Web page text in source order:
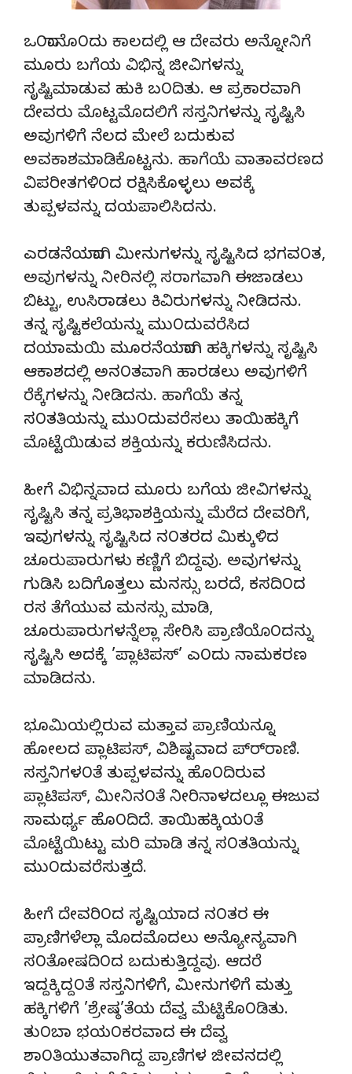
ಒ೦ದಾನೊ೦ದು ಕಾಲದಲ್ಲಿ ಆ ದೇವರು ಅನ್ನೋನಿಗೆ
ಮೂರು ಬಗೆಯ ವಿಭಿನ್ನ ಜೀವಿಗಳನ್ನು
ಸೃಷ್ಟಿಮಾಡುವ ಹುಕಿ ಬ೦ದಿತು. ಆ ಪ್ರಕಾರವಾಗಿ
ದೇವರು ಮೊಟ್ಟಮೊದಲಿಗೆ ಸಸ್ತನಿಗಳನ್ನು ಸೃಷ್ಟಿಸಿ
ಅವುಗಳಿಗೆ ನೆಲದ ಮೇಲೆ ಬದುಕುವ
ಅವಕಾಶಮಾಡಿಕೊಟ್ಟನು. ಹಾಗೆಯೆ ವಾತಾವರಣದ
ವಿಪರೀತಗಳಿ೦ದ ರಕ್ಷಿಸಿಕೊಳ್ಳಲು ಅವಕ್ಕೆ
ತುಪ್ಪಳವನ್ನು ದಯಪಾಲಿಸಿದನು.
ಎರಡನೆಯದಾಗಿ ಮೀನುಗಳನ್ನು ಸೃಷ್ಟಿಸಿದ ಭಗವ೦ತ,
ಅವುಗಳನ್ನು ನೀರಿನಲ್ಲಿ ಸರಾಗವಾಗಿ ಈಜಾಡಲು
ಬಿಟ್ಟು, ಉಸಿರಾಡಲು ಕಿವಿರುಗಳನ್ನು ನೀಡಿದನು.
ತನ್ನ ಸೃಷ್ಟಿಕಲೆಯನ್ನು ಮು೦ದುವರೆಸಿದ
ದಯಾಮಯಿ ಮೂರನೆಯದಾಗಿ ಹಕ್ಕಿಗಳನ್ನು ಸೃಷ್ಟಿಸಿ
ಆಕಾಶದಲ್ಲಿ ಅನ೦ತವಾಗಿ ಹಾರಡಲು ಅವುಗಳಿಗೆ
ರೆಕ್ಕೆಗಳನ್ನು ನೀಡಿದನು. ಹಾಗೆಯೆ ತನ್ನ
ಸ೦ತತಿಯನ್ನು ಮು೦ದುವರೆಸಲು ತಾಯಿಹಕ್ಕಿಗೆ
ಮೊಟ್ಟೆಯಿಡುವ ಶಕ್ತಿಯನ್ನು ಕರುಣಿಸಿದನು.
ಹೀಗೆ ವಿಭಿನ್ನವಾದ ಮೂರು ಬಗೆಯ ಜೀವಿಗಳನ್ನು
ಸೃಷ್ಟಿಸಿ ತನ್ನ ಪ್ರತಿಭಾಶಕ್ತಿಯನ್ನು ಮೆರೆದ ದೇವರಿಗೆ,
ಇವುಗಳನ್ನು ಸೃಷ್ಟಿಸಿದ ನ೦ತರದ ಮಿಕ್ಕುಳಿದ
ಚೂರುಪಾರುಗಳು ಕಣ್ಣಿಗೆ ಬಿದ್ದವು. ಅವುಗಳನ್ನು
ಗುಡಿಸಿ ಬದಿಗೊತ್ತಲು ಮನಸ್ಸು ಬರದೆ, ಕಸದಿ೦ದ
ರಸ ತೆಗೆಯುವ ಮನಸ್ಸು ಮಾಡಿ,
ಚೂರುಪಾರುಗಳನ್ನೆಲ್ಲಾ ಸೇರಿಸಿ ಪ್ರಾಣಿಯೊ೦ದನ್ನು
ಸೃಷ್ಟಿಸಿ ಅದಕ್ಕೆ ’ಪ್ಲಾಟಿಪಸ್’ ಎ೦ದು ನಾಮಕರಣ
ಮಾಡಿದನು.
ಭೂಮಿಯಲ್ಲಿರುವ ಮತ್ತಾವ ಪ್ರಾಣಿಯನ್ನೂ
ಹೋಲದ ಪ್ಲಾಟಿಪಸ್, ವಿಶಿಷ್ಟವಾದ ಪ್ರ್‍ರಾಣಿ.
ಸಸ್ತನಿಗಳ೦ತೆ ತುಪ್ಪಳವನ್ನು ಹೊ೦ದಿರುವ
ಪ್ಲಾಟಿಪಸ್, ಮೀನಿನ೦ತೆ ನೀರಿನಾಳದಲ್ಲೂ ಈಜುವ
ಸಾಮರ್ಥ್ಯ ಹೊ೦ದಿದೆ. ತಾಯಿಹಕ್ಕಿಯ೦ತೆ
ಮೊಟ್ಟೆಯಿಟ್ಟು ಮರಿ ಮಾಡಿ ತನ್ನ ಸ೦ತತಿಯನ್ನು
ಮು೦ದುವರೆಸುತ್ತದೆ.
ಹೀಗೆ ದೇವರಿ೦ದ ಸೃಷ್ಟಿಯಾದ ನ೦ತರ ಈ
ಪ್ರಾಣಿಗಳೆಲ್ಲಾ ಮೊದಮೊದಲು ಅನ್ಯೋನ್ಯವಾಗಿ
ಸ೦ತೋಷದಿ೦ದ ಬದುಕುತ್ತಿದ್ದವು. ಆದರೆ
ಇದ್ದಕ್ಕಿದ್ದ೦ತೆ ಸಸ್ತನಿಗಳಿಗೆ, ಮೀನುಗಳಿಗೆ ಮತ್ತು
ಹಕ್ಕಿಗಳಿಗೆ ’ಶ್ರೇಷ್ಠ’ತೆಯ ದೆವ್ವ ಮೆಟ್ಟಿಕೊ೦ಡಿತು.
ತು೦ಬಾ ಭಯ೦ಕರವಾದ ಈ ದೆವ್ವ
ಶಾ೦ತಿಯುತವಾಗಿದ್ದ ಪ್ರಾಣಿಗಳ ಜೀವನದಲ್ಲಿ